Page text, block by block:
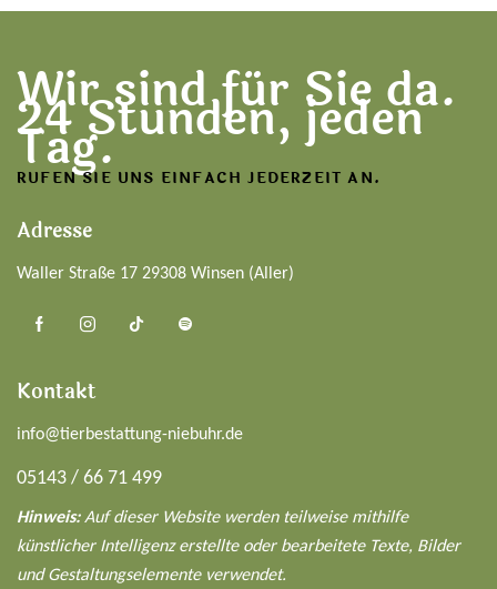
Wir sind für Sie da.
24 Stunden, jeden
Tag.
RUFEN SIE UNS EINFACH JEDERZEIT AN.
Adresse
Waller Straße 17 29308 Winsen (Aller)
Kontakt
info@tierbestattung-niebuhr.de
05143 / 66 71 499
Hinweis:Auf dieser Website werden teilweise mithilfe
künstlicher Intelligenz erstellte oder bearbeitete Texte, Bilder
und Gestaltungselemente verwendet.